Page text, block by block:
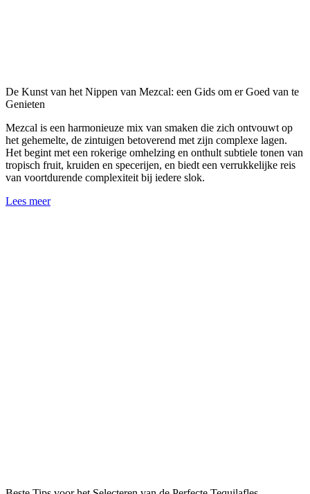
De Kunst van het Nippen van Mezcal: een Gids om er Goed van te
Genieten
Mezcal is een harmonieuze mix van smaken die zich ontvouwt op
het gehemelte, de zintuigen betoverend met zijn complexe lagen.
Het begint met een rokerige omhelzing en onthult subtiele tonen van
tropisch fruit, kruiden en specerijen, en biedt een verrukkelijke reis
van voortdurende complexiteit bij iedere slok.
Lees meer